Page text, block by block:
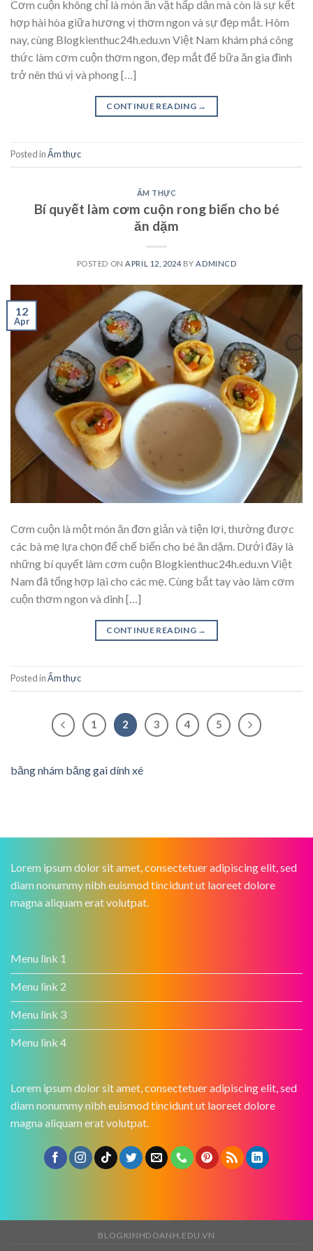
Cơm cuộn không chỉ là món ăn vặt hấp dẫn mà còn là sự kết
hợp hài hòa giữa hương vị thơm ngon và sự đẹp mắt. Hôm
nay, cùng Blogkienthuc24h.edu.vn Việt Nam khám phá công
thức làm cơm cuộn thơm ngon, đẹp mắt để bữa ăn gia đình
trở nên thú vị và phong […]
CONTINUE READING →
Posted inẨm thực
ẨM THỰC
Bí quyết làm cơm cuộn rong biển cho bé
ăn dặm
POSTED ONAPRIL 12, 2024 BYADMINCD
12
Apr
Cơm cuộn là một món ăn đơn giản và tiện lợi, thường được
các bà mẹ lựa chọn để chế biến cho bé ăn dặm. Dưới đây là
những bí quyết làm cơm cuộn Blogkienthuc24h.edu.vn Việt
Nam đã tổng hợp lại cho các mẹ. Cùng bắt tay vào làm cơm
cuộn thơm ngon và dinh […]
CONTINUE READING →
Posted inẨm thực
1 2 3 4 5
băng nhám băng gai dính xé
Lorem ipsum dolor sit amet, consectetuer adipiscing elit, sed
diam nonummy nibh euismod tincidunt ut laoreet dolore
magna aliquam erat volutpat.
Menu link 1
Menu link 2
Menu link 3
Menu link 4
Lorem ipsum dolor sit amet, consectetuer adipiscing elit, sed
diam nonummy nibh euismod tincidunt ut laoreet dolore
magna aliquam erat volutpat.
BLOGKINHDOANH.EDU.VN